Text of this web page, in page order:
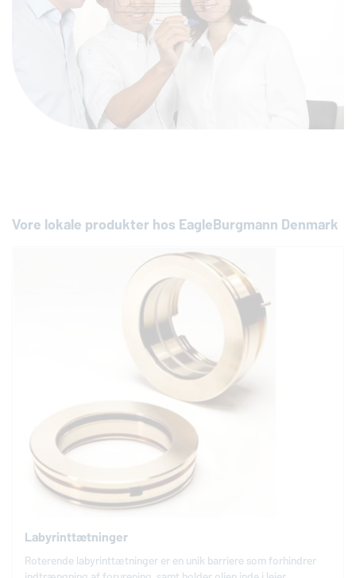
Vore lokale produkter hos EagleBurgmann Denmark
Labyrinttætninger
Roterende labyrinttætninger er en unik barriere som forhindrer